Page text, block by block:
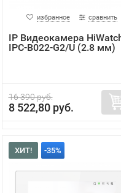
избранное сравнить
IP Видеокамера
IPC-B022-G2/U (2.8 мм)
16 390 руб.
8 522,80 руб.
ХИТ! -35%